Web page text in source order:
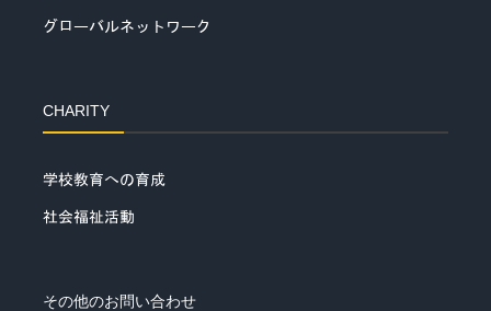
グローバルネットワーク
CHARITY
学校教育への育成
社会福祉活動
その他のお問い合わせ